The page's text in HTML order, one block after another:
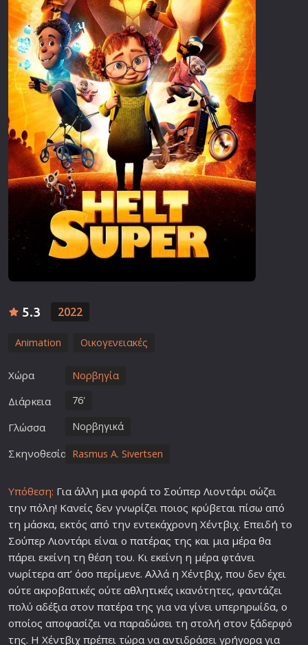
Θρίλερ
Ιστορικές
Καταστροφής
Κλασσικές
5.3 2022
Animation Οικογενειακές
Χώρα Νορβηγία
Διάρκεια 76'
Γλώσσα Νορβηγικά
Σκηνοθεσία Rasmus A. Sivertsen
Υπόθεση: Για άλλη μια φορά το Σούπερ Λιοντάρι σώζει
την πόλη! Κανείς δεν γνωρίζει ποιος κρύβεται πίσω από
τη μάσκα, εκτός από την εντεκάχρονη Χέντβιχ. Επειδή το
Σούπερ Λιοντάρι είναι ο πατέρας της και μια μέρα θα
πάρει εκείνη τη θέση του. Κι εκείνη η μέρα φτάνει
νωρίτερα απ’ όσο περίμενε. Αλλά η Χέντβιχ, που δεν έχει
ούτε ακροβατικές ούτε αθλητικές ικανότητες, φαντάζει
πολύ αδέξια στον πατέρατης για να γίνει υπερηρωίδα, ο
οποίος αποφασίζει να παραδώσει τη στολή στον ξάδερφό
της. Η Χέντβιχ πρέπει τώρα να αντιδράσει γρήγορα για